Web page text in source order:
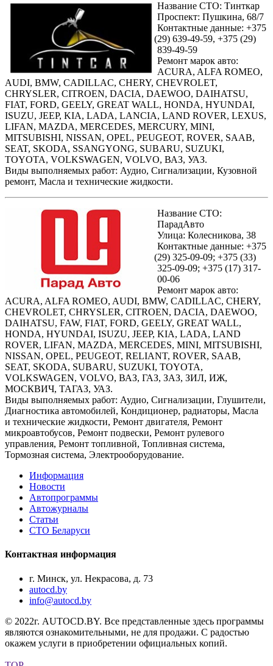
Название СТО: Тинткар
Проспект: Пушкина, 68/7
Контактные данные: +375
(29) 639-49-59, +375 (29)
839-49-59
Ремонт марок авто:
ACURA, ALFA ROMEO,
AUDI, BMW, CADILLAC, CHERY, CHEVROLET,
CHRYSLER, CITROEN, DACIA, DAEWOO, DAIHATSU,
FIAT, FORD, GEELY, GREAT WALL, HONDA, HYUNDAI,
ISUZU, JEEP, KIA, LADA, LANCIA, LAND ROVER, LEXUS,
LIFAN, MAZDA, MERCEDES, MERCURY, MINI,
MITSUBISHI, NISSAN, OPEL, PEUGEOT, ROVER, SAAB,
SEAT, SKODA, SSANGYONG, SUBARU, SUZUKI,
TOYOTA, VOLKSWAGEN, VOLVO, ВАЗ, УАЗ.
Виды выполняемых работ: Аудио, Сигнализации, Кузовной
ремонт, Масла и технические жидкости.
Название СТО:
ПарадАвто
Улица: Колесникова, 38
Контактные данные: +375
(29) 325-09-09; +375 (33)
325-09-09; +375 (17) 317-
00-06
Ремонт марок авто:
ACURA, ALFA ROMEO, AUDI, BMW, CADILLAC, CHERY,
CHEVROLET, CHRYSLER, CITROEN, DACIA, DAEWOO,
DAIHATSU, FAW, FIAT, FORD, GEELY, GREAT WALL,
HONDA, HYUNDAI, ISUZU, JEEP, KIA, LADA, LAND
ROVER, LIFAN, MAZDA, MERCEDES, MINI, MITSUBISHI,
NISSAN, OPEL, PEUGEOT, RELIANT, ROVER, SAAB,
SEAT, SKODA, SUBARU, SUZUKI, TOYOTA,
VOLKSWAGEN, VOLVO, ВАЗ, ГАЗ, ЗАЗ, ЗИЛ, ИЖ,
МОСКВИЧ, ТАГАЗ, УАЗ.
Виды выполняемых работ: Аудио, Сигнализации, Глушители,
Диагностика автомобилей, Кондиционер, радиаторы, Масла
и технические жидкости, Ремонт двигателя, Ремонт
микроавтобусов, Ремонт подвески, Ремонт рулевого
управления, Ремонт топливной, Топливная система,
Тормозная система, Электрооборудование.
Информация
Новости
Автопрограммы
Автожурналы
Статьи
СТО Беларуси
Контактная информация
г. Минск, ул. Некрасова, д. 73
autocd.by
info@autocd.by
© 2022г. AUTOCD.BY. Все представленные здесь программы
являются ознакомительными, не для продажи. С радостью
окажем услуги в приобретении официальных копий.